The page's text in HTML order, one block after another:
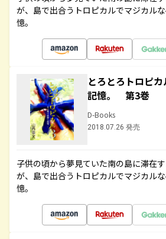
が、島で出合うトロピカルでマジカル
憶。
とろとろトロピ
記憶。 第3巻
D-Books
2018.07.26 発売
子供の頃から夢見ていた南の島に滞在
が、島で出合うトロピカルでマジカル
憶。